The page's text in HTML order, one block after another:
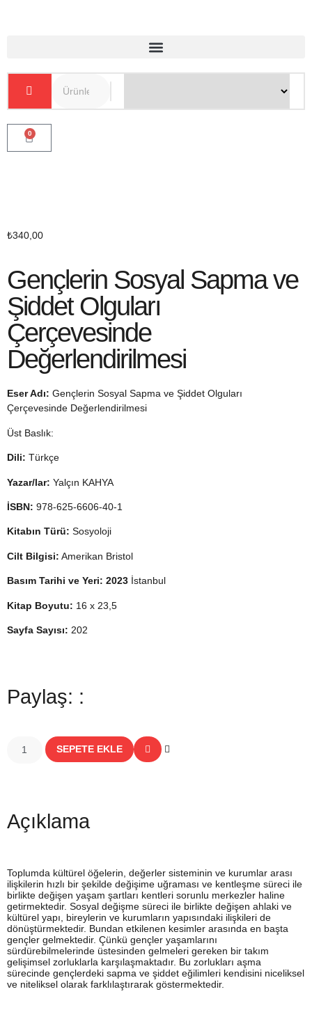
0
₺340,00
Gençlerin Sosyal Sapma ve
Şiddet Olguları
Çerçevesinde
Değerlendirilmesi
Eser Adı: Gençlerin Sosyal Sapma ve Şiddet Olguları
Çerçevesinde Değerlendirilmesi
Üst Baslık:
Dili: Türkçe
Yazar/lar: Yalçın KAHYA
İSBN: 978-625-6606-40-1
Kitabın Türü: Sosyoloji
Cilt Bilgisi: Amerikan Bristol
Basım Tarihi ve Yeri: 2023 İstanbul
Kitap Boyutu: 16 x 23,5
Sayfa Sayısı: 202
Paylaş: :
SEPETE EKLE
Açıklama
Toplumda kültürel öğelerin, değerler sisteminin ve kurumlar arası
ilişkilerin hızlı bir şekilde değişime uğraması ve kentleşme süreci ile
birlikte değişen yaşam şartları kentleri sorunlu merkezler haline
getirmektedir. Sosyal değişme süreci ile birlikte değişen ahlaki ve
kültürel yapı, bireylerin ve kurumların yapısındaki ilişkileri de
dönüştürmektedir. Bundan etkilenen kesimler arasında en başta
gençler gelmektedir. Çünkü gençler yaşamlarını
sürdürebilmelerinde üstesinden gelmeleri gereken bir takım
gelişimsel zorluklarla karşılaşmaktadır. Bu zorlukları aşma
sürecinde gençlerdeki sapma ve şiddet eğilimleri kendisini niceliksel
ve niteliksel olarak farklılaştırarak göstermektedir.